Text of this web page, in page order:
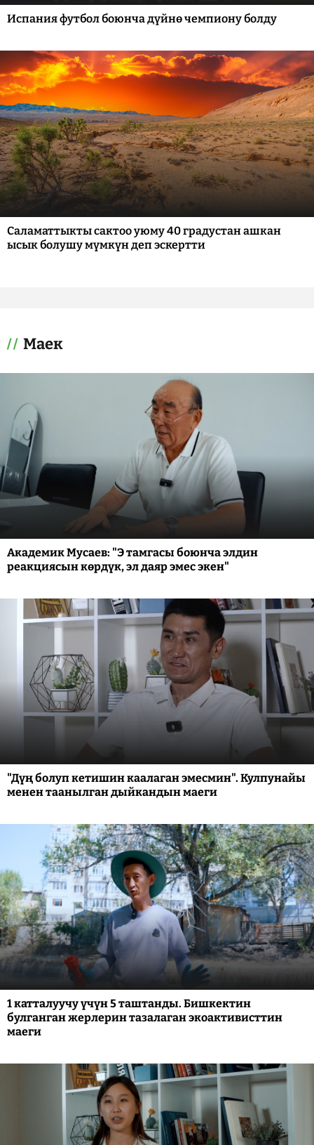
Испания футбол боюнча дүйнө чемпиону болду
Саламаттыкты сактоо уюму 40 градустан ашкан
ысык болушу мүмкүн деп эскертти
Маек
Академик Мусаев: "Э тамгасы боюнча элдин
реакциясын көрдүк, эл даяр эмес экен"
"Дүң болуп кетишин каалаган эмесмин". Кулпунайы
менен таанылган дыйкандын маеги
1 катталуучу үчүн 5 таштанды. Бишкектин
булганган жерлерин тазалаган экоактивисттин
маеги